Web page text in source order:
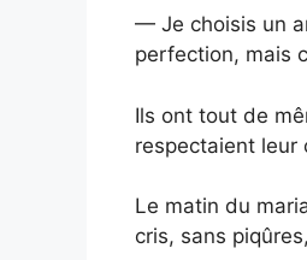
— Je choisis un
perfection, mais
Ils ont tout de
respectaient leur
Le matin du
cris, sans